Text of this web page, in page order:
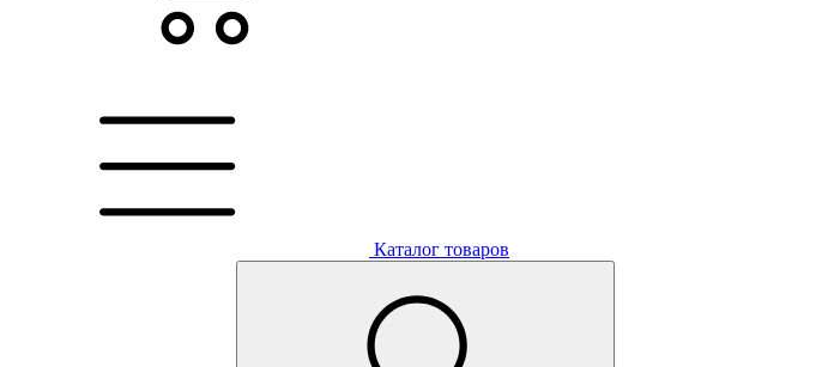
Каталог товаров